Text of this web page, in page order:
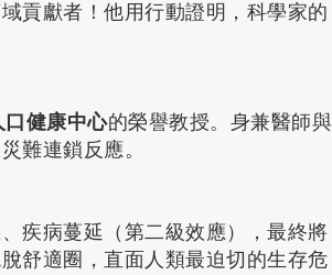
貢獻者！他用行動證明，科學家的
健康中心的榮譽教授。身兼醫師與
難連鎖反應。
疾病蔓延（第二級效應），最終將
舒適圈，直面人類最迫切的生存危